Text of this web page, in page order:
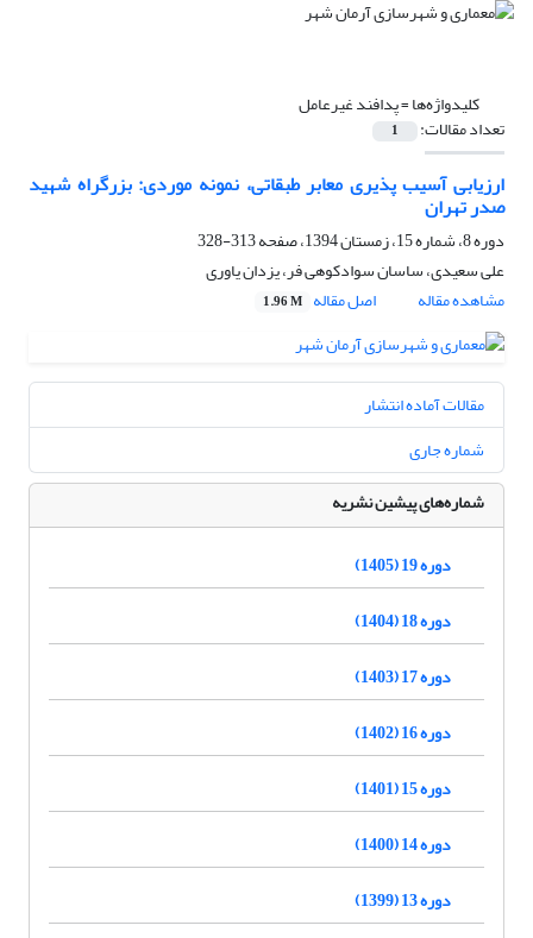
کلیدواژه‌ها =پدافند غیرعامل
تعداد مقالات: 1
ارزیابی آسیب پذیری معابر طبقاتی، نمونه موردی: بزرگراه شهید
صدر تهران
دوره 8، شماره 15، زمستان 1394، صفحه
313-328
علی سعیدی، ساسان سوادکوهی فر، یزدان یاوری
مشاهده مقاله
اصل مقاله 1.96 M
مقالات آماده انتشار
شماره جاری
شماره‌های پیشین نشریه
دوره 19 (1405)
دوره 18 (1404)
دوره 17 (1403)
دوره 16 (1402)
دوره 15 (1401)
دوره 14 (1400)
دوره 13 (1399)